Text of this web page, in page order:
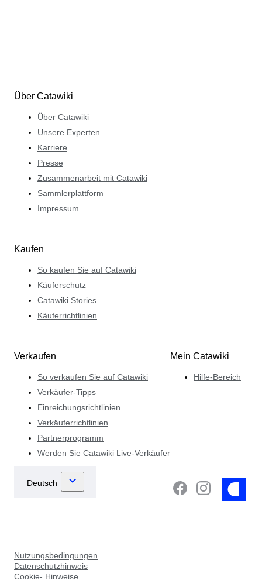
Über Catawiki
Über Catawiki
Unsere Experten
Karriere
Presse
Zusammenarbeit mit Catawiki
Sammlerplattform
Impressum
Kaufen
So kaufen Sie auf Catawiki
Käuferschutz
Catawiki Stories
Käuferrichtlinien
Verkaufen
So verkaufen Sie auf Catawiki
Verkäufer-Tipps
Einreichungsrichtlinien
Verkäuferrichtlinien
Partnerprogramm
Werden Sie Catawiki Live-Verkäufer
Mein Catawiki
Hilfe-Bereich
Nutzungsbedingungen
Datenschutzhinweis
Cookie- Hinweise